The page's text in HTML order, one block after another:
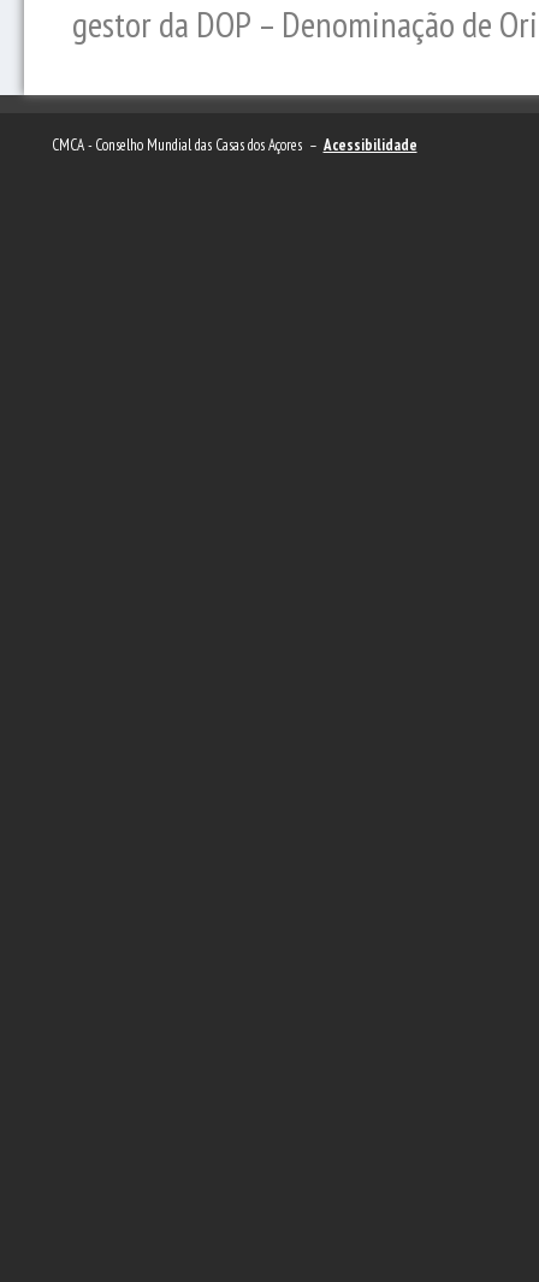
gestor da DOP – Denominação de
CMCA - Conselho Mundial das Casas dos Açores – Acessibilidade